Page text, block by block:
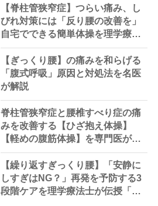
【脊柱管狭窄症】つらい痛み、し
びれ対策には「反り腰の改善を」
自宅でできる簡単体操を理学療法
士が解説
【ぎっくり腰】の痛みを和らげる
「腹式呼吸」原因と対処法を名医
が解説
脊柱管狭窄症と腰椎すべり症の痛
みを改善する【ひざ抱え体操】
【軽めの腹筋体操】を専門医が解
説「ラジオ体操は避けるべき」
【繰り返すぎっくり腰】「安静に
しすぎはNG？」再発を予防する3
段階ケアを理学療法士が伝授「改